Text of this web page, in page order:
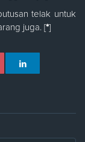
telak untuk
juga. [*]